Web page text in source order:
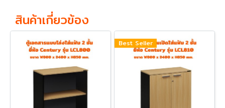
สินค้าเกี่ยวข้อง
Best Seller